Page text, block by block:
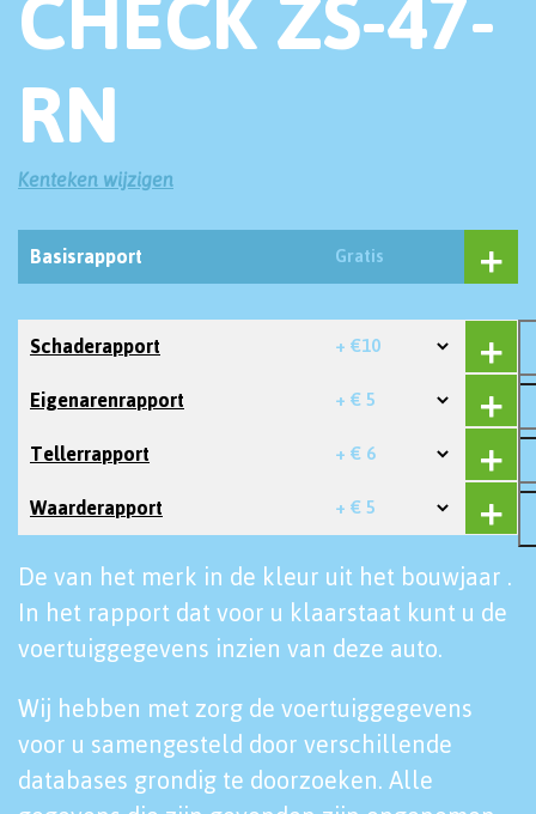
RN
Kenteken wijzigen
Basisrapport Gratis
Schaderapport + €10
Eigenarenrapport + € 5
Tellerrapport + € 6
Waarderapport + € 5
De van het merk in de kleur uit het bouwjaar .
In het rapport dat voor u klaarstaat kunt u de
voertuiggegevens inzien van deze auto.
Wij hebben met zorg de voertuiggegevens
voor u samengesteld door verschillende
databases grondig te doorzoeken. Alle